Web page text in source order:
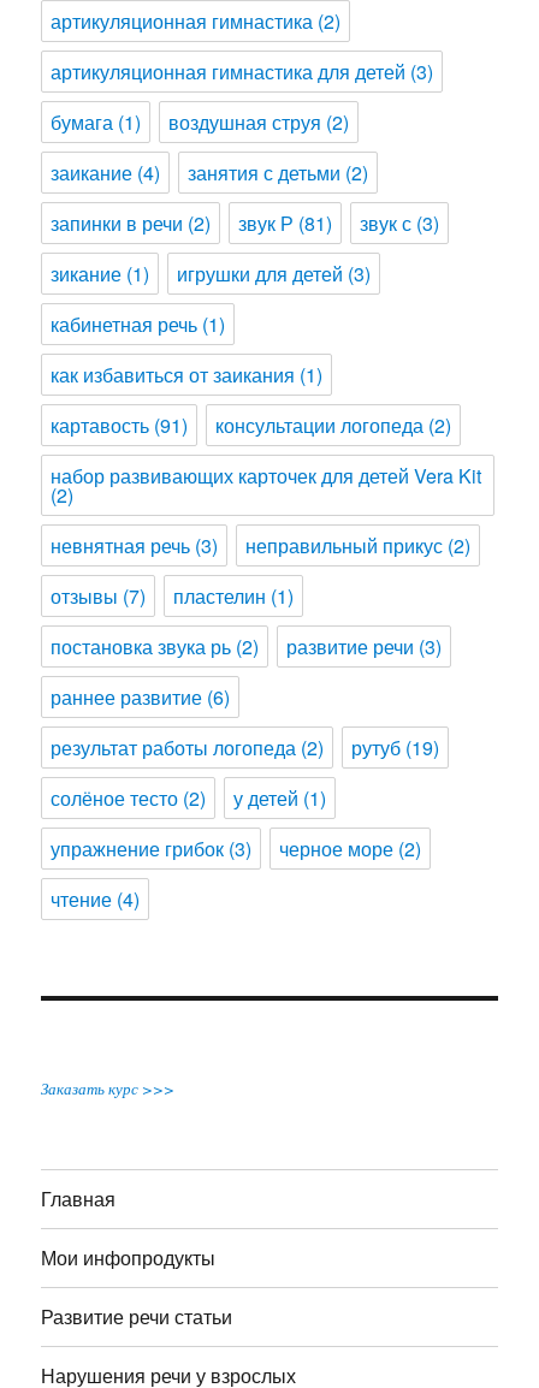
артикуляционная гимнастика (2)
артикуляционная гимнастика для детей (3)
бумага (1) воздушная струя (2)
заикание (4) занятия с детьми (2)
запинки в речи (2) звук Р (81) звук с (3)
зикание (1) игрушки для детей (3)
кабинетная речь (1)
как избавиться от заикания (1)
картавость (91) консультации логопеда (2)
набор развивающих карточек для детей Vera Kit
(2)
невнятная речь (3) неправильный прикус (2)
отзывы (7) пластелин (1)
постановка звука рь (2) развитие речи (3)
раннее развитие (6)
результат работы логопеда (2) рутуб (19)
солёное тесто (2) у детей (1)
упражнение грибок (3) черное море (2)
чтение (4)
Заказать курс >>>
Главная
Мои инфопродукты
Развитие речи статьи
Нарушения речи у взрослых